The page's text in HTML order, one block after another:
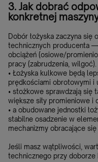
3. Jak dobrać
konkretnej
Dobór łożyska zaczyna się
technicznych producenta —
obciążeń (osiowe/
pracy (zabrudzenia, wilgoć).
• Łożyska kulkowe będą
prędkościami obrotowymi i
• stożkowe sprawdzają się
większe siły promieniowe i
• a obudowane jednostki
stabilne osadzenie w
mechanizmy obracające
Jeśli masz wątpliwości,
technicznego przy doborze